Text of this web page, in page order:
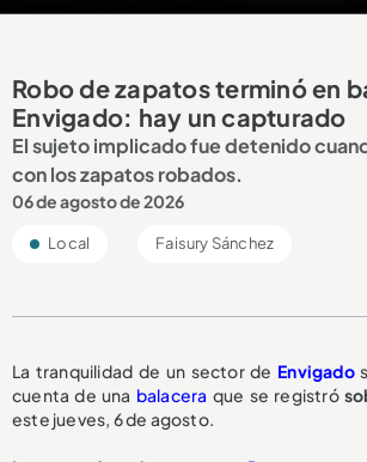
Robo de zapatos terminó en
Envigado: hay un capturado
El sujeto implicado fue detenido
con los zapatos robados.
06 de agosto de 2026
Local Faisury Sánchez
La tranquilidad de un sector de Envigado
cuenta de una balacera que se registró
este jueves, 6 de agosto.